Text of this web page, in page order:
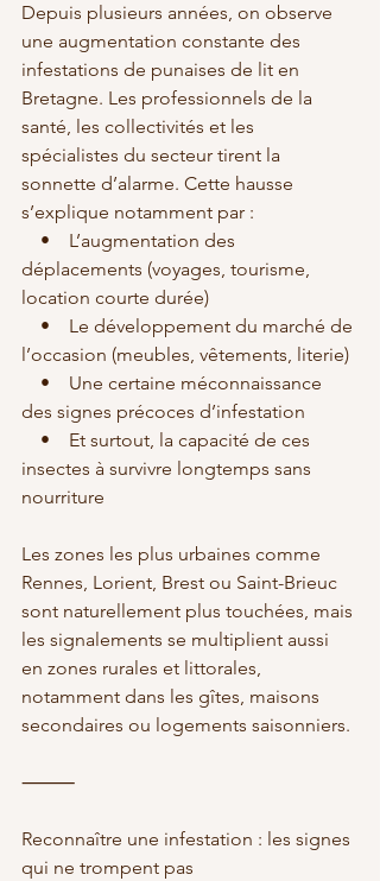
Depuis plusieurs années, on observe
une augmentation constante des
infestations de punaises de lit en
Bretagne. Les professionnels de la
santé, les collectivités et les
spécialistes du secteur tirent la
sonnette d’alarme. Cette hausse
s’explique notamment par :
•    L’augmentation des
déplacements (voyages, tourisme,
location courte durée)
•    Le développement du marché de
l’occasion (meubles, vêtements, literie)
•    Une certaine méconnaissance
des signes précoces d’infestation
•    Et surtout, la capacité de ces
insectes à survivre longtemps sans
nourriture
Les zones les plus urbaines comme
Rennes, Lorient, Brest ou Saint-Brieuc
sont naturellement plus touchées, mais
les signalements se multiplient aussi
en zones rurales et littorales,
notamment dans les gîtes, maisons
secondaires ou logements saisonniers.
⸻
Reconnaître une infestation : les signes
qui ne trompent pas